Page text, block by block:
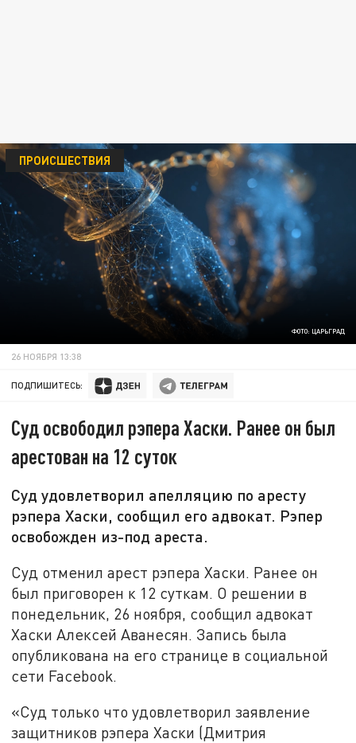
ФОТО: ЦАРЬГРАД
ПРОИСШЕСТВИЯ
26 НОЯБРЯ 13:38
ПОДПИШИТЕСЬ:
Суд освободил рэпера Хаски. Ранее он был
арестован на 12 суток
Суд удовлетворил апелляцию по аресту
рэпера Хаски, сообщил его адвокат. Рэпер
освобожден из-под ареста.
Суд отменил арест рэпера Хаски. Ранее он
был приговорен к 12 суткам. О решении в
понедельник, 26 ноября, сообщил адвокат
Хаски Алексей Аванесян. Запись была
опубликована на его странице в социальной
сети Facebook.
«Суд только что удовлетворил заявление
защитников рэпера Хаски (Дмитрия